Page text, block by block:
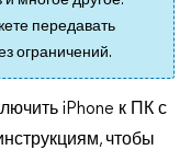
передавать
ограничений.
iPhone к ПК с
чтобы